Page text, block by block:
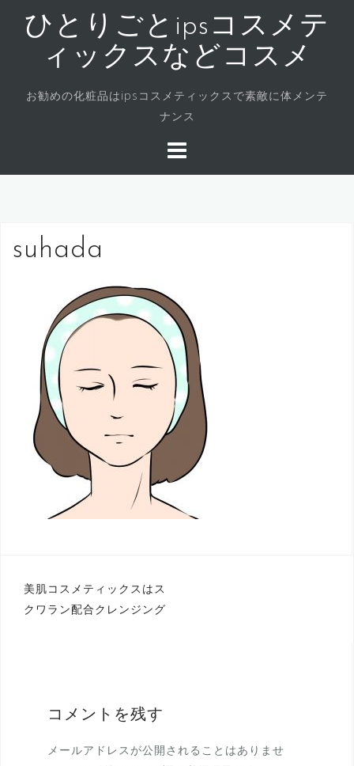
ッ
ひとりごとipsコスメテ
ィックスなどコスメ
お勧めの化粧品はipsコスメティックスで素敵に体メンテ
ナンス
suhada
投
稿
美肌コスメティックスはス
クワラン配合クレンジング
コメントを残す
メールアドレスが公開されることはありませ